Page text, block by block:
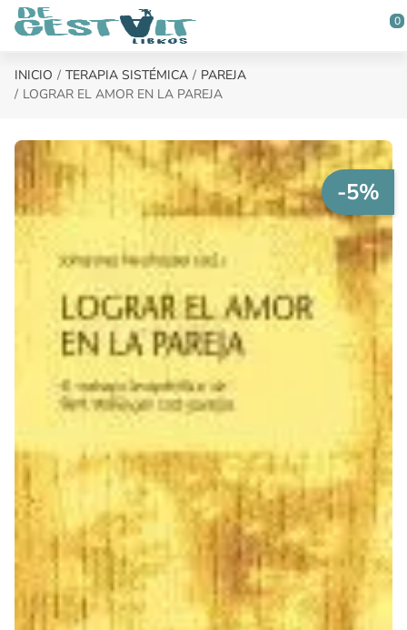
Saltar al contenido principal
0
INICIO TERAPIA SISTÉMICA
PAREJA
LOGRAR EL AMOR EN LA PAREJA
-5%